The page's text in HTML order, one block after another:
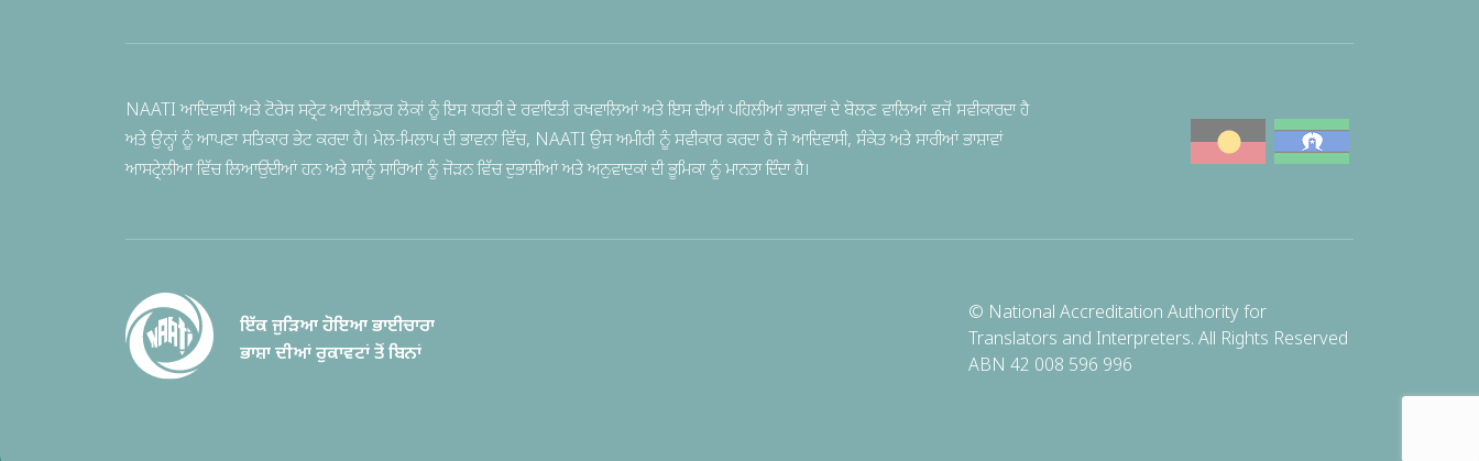
NAATI ਆਦਿਵਾਸੀ ਅਤੇ ਟੋਰੇਸ ਸਟ੍ਰੇਟ ਆਈਲੈਂਡਰ ਲੋਕਾਂ ਨੂੰ ਇਸ ਧਰਤੀ ਦੇ ਰਵਾਇਤੀ ਰਖਵਾਲਿਆਂ ਅਤੇ ਇਸ ਦੀਆਂ ਪਹਿਲੀਆਂ ਭਾਸ਼ਾਵਾਂ ਦੇ ਬੋਲਣ ਵਾਲਿਆਂ ਵਜੋਂ ਸਵੀਕਾਰਦਾ ਹੈ
ਅਤੇ ਉਨ੍ਹਾਂ ਨੂੰ ਆਪਣਾ ਸਤਿਕਾਰ ਭੇਟ ਕਰਦਾ ਹੈ। ਮੇਲ-ਮਿਲਾਪ ਦੀ ਭਾਵਨਾ ਵਿੱਚ, NAATI ਉਸ ਅਮੀਰੀ ਨੂੰ ਸਵੀਕਾਰ ਕਰਦਾ ਹੈ ਜੋ ਆਦਿਵਾਸੀ, ਸੰਕੇਤ ਅਤੇ ਸਾਰੀਆਂ ਭਾਸ਼ਾਵਾਂ
ਆਸਟ੍ਰੇਲੀਆ ਵਿੱਚ ਲਿਆਉਂਦੀਆਂ ਹਨ ਅਤੇ ਸਾਨੂੰ ਸਾਰਿਆਂ ਨੂੰ ਜੋੜਨ ਵਿੱਚ ਦੁਭਾਸ਼ੀਆਂ ਅਤੇ ਅਨੁਵਾਦਕਾਂ ਦੀ ਭੂਮਿਕਾ ਨੂੰ ਮਾਨਤਾ ਦਿੰਦਾ ਹੈ।
ਇੱਕ ਜੁੜਿਆ ਹੋਇਆ ਭਾਈਚਾਰਾ
ਭਾਸ਼ਾ ਦੀਆਂ ਰੁਕਾਵਟਾਂ ਤੋਂ ਬਿਨਾਂ
© National Accreditation Authority for
Translators and Interpreters. All Rights Reserved
ABN 42 008 596 996